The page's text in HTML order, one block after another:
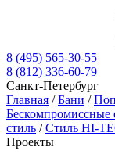
8 (495) 565-30-55
8 (812) 336-60-79
Санкт-Петербург
Главная /Бани /
Бескомпромиссные
стиль /Стиль HI-
Проекты